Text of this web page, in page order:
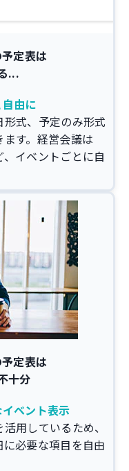
定表は
...
由に
式、予定のみ形式
す。経営会議は
イベントごとに自
定表は
十分
ベント表示
用しているため、
必要な項目を自由